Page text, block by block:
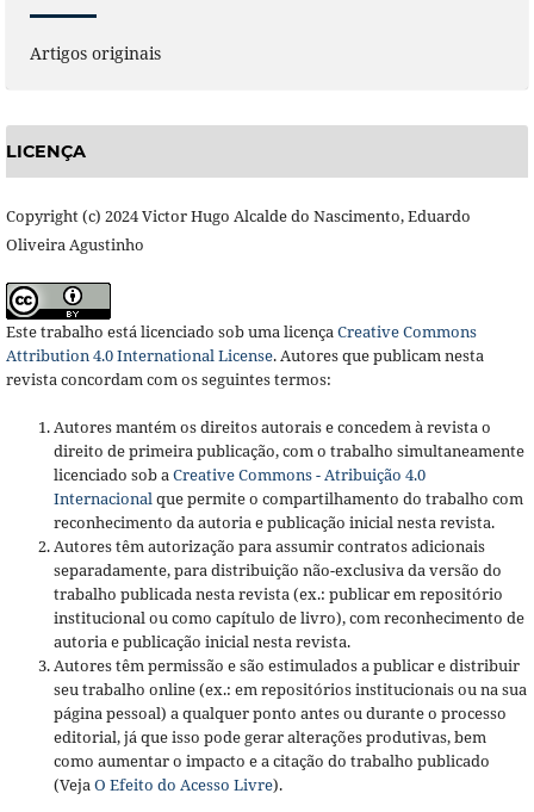
Artigos originais
LICENÇA
Copyright (c) 2024 Victor Hugo Alcalde do Nascimento, Eduardo
Oliveira Agustinho
Este trabalho está licenciado sob uma licençaCreative Commons
Attribution 4.0 International License.Autores que publicam nesta
revista concordam com os seguintes termos:
Autores mantém os direitos autorais e concedem à revista o
direito de primeira publicação, com o trabalho simultaneamente
licenciado sob aCreative Commons - Atribuição 4.0
Internacionalque permite o compartilhamento do trabalho com
reconhecimento da autoria e publicação inicial nesta revista.
Autores têm autorização para assumir contratos adicionais
separadamente, para distribuição não-exclusiva da versão do
trabalho publicada nesta revista (ex.: publicar em repositório
institucional ou como capítulo de livro), com reconhecimento de
autoria e publicação inicial nesta revista.
Autores têm permissão e são estimulados a publicar e distribuir
seu trabalho online (ex.: em repositórios institucionais ou na sua
página pessoal) a qualquer ponto antes ou durante o processo
editorial, já que isso pode gerar alterações produtivas, bem
como aumentar o impacto e a citação do trabalho publicado
(VejaO Efeito do Acesso Livre).